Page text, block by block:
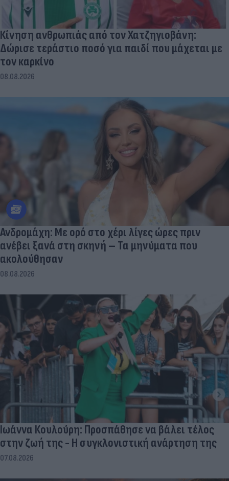
Κίνηση ανθρωπιάς από τον Χατζηγιοβάνη:
Δώρισε τεράστιο ποσό για παιδί που μάχεται με
τον καρκίνο
08.08.2026
Ανδρομάχη: Με ορό στο χέρι λίγες ώρες πριν
ανέβει ξανά στη σκηνή – Τα μηνύματα που
ακολούθησαν
08.08.2026
Ιωάννα Κουλούρη: Προσπάθησε να βάλει τέλος
στην ζωή της - Η συγκλονιστική ανάρτηση της
07.08.2026